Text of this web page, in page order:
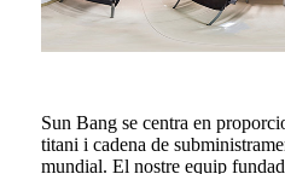
Sun Bang se centra en
titani i cadena de
mundial. El nostre equip